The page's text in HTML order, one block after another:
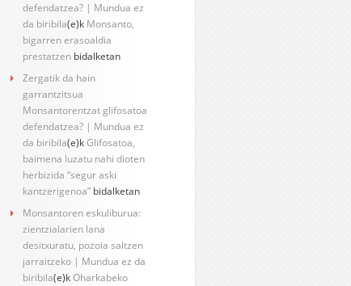
defendatzea? | Mundua ez
da biribila(e)k Monsanto,
bigarren erasoaldia
prestatzen bidalketan
Zergatik da hain
garrantzitsua
Monsantorentzat glifosatoa
defendatzea? | Mundua ez
da biribila(e)kGlifosatoa,
baimena luzatu nahi dioten
herbizida “segur aski
kantzerigenoa” bidalketan
Monsantoren eskuliburua:
zientzialarien lana
desitxuratu, pozoia saltzen
jarraitzeko | Mundua ez da
biribila(e)kOharkabeko